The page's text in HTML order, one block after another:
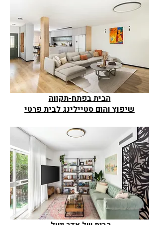
הבית בפתח-תקווה
שיפוץ והום סטיילינג לבית פרטי